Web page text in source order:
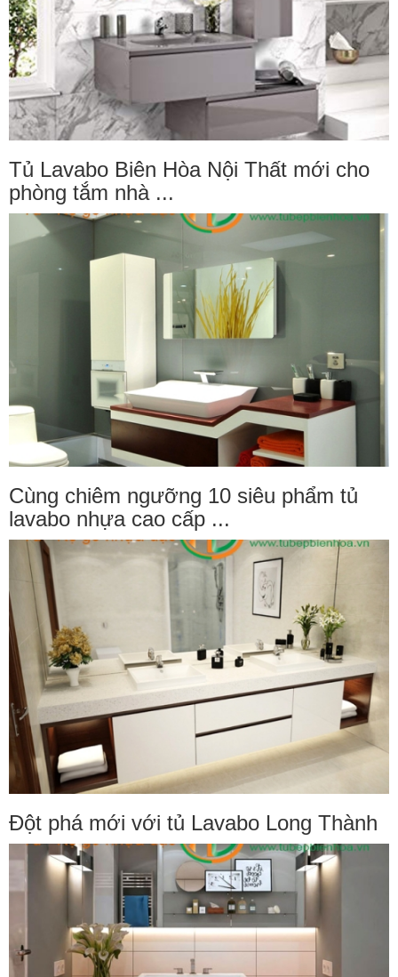
Tủ Lavabo Biên Hòa Nội Thất mới cho
phòng tắm nhà ...
Cùng chiêm ngưỡng 10 siêu phẩm tủ
lavabo nhựa cao cấp ...
Đột phá mới với tủ Lavabo Long Thành